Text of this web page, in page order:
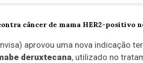
aprovou uma nova indicação
deruxtecana, utilizado no